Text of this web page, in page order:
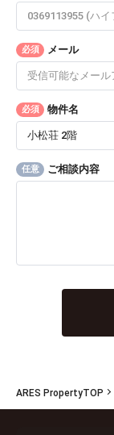
必須 メール
必須 物件名
任意 ご相談内容
ARES PropertyTOP